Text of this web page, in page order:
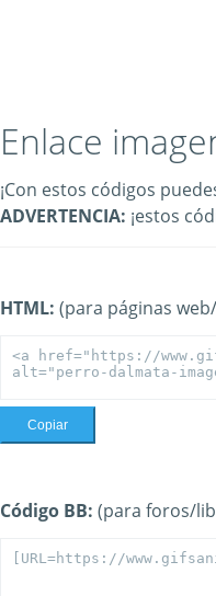
Enlace
¡Con estos códigos
ADVERTENCIA: ¡estos
HTML: (para páginas
Copiar
Código BB: (para foros/